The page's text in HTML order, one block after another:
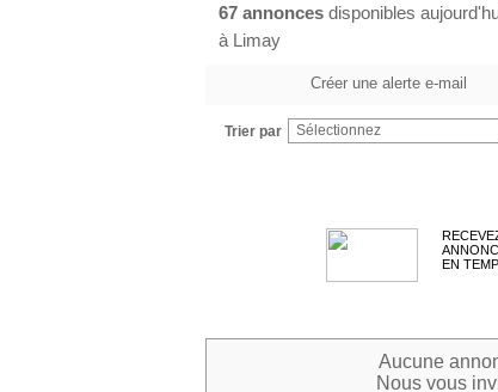
67 annonces disponibles
à Limay
Créer une alerte e-mail
Trier par Sélectionnez
EN
Aucune
Nous vous